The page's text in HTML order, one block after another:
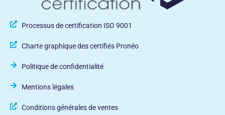
Processus de certification ISO 9001
Charte graphique des certifiés Pronéo
Politique de confidentialité
Mentions légales
Conditions générales de ventes